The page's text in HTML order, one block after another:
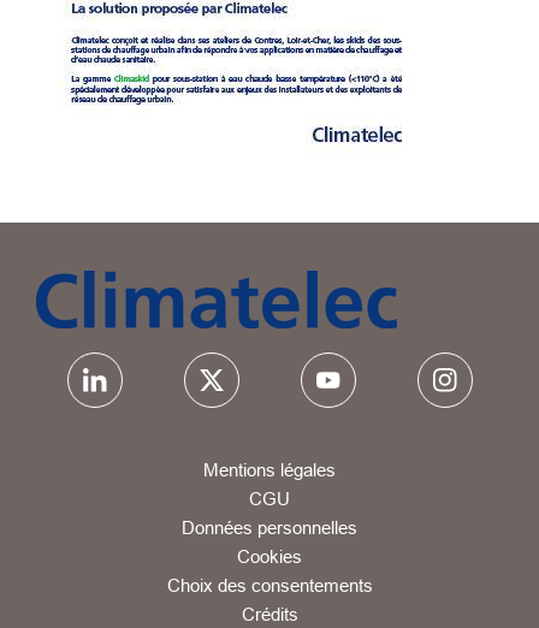
Mentions légales
CGU
Données personnelles
Cookies
Choix des consentements
Crédits